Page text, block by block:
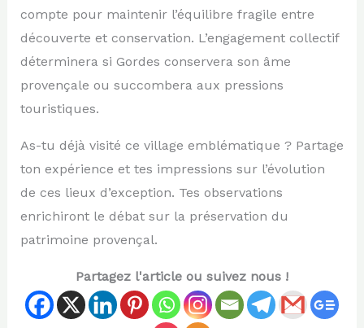
compte pour maintenir l’équilibre fragile entre
découverte et conservation. L’engagement collectif
déterminera si Gordes conservera son âme
provençale ou succombera aux pressions
touristiques.
As-tu déjà visité ce village emblématique ? Partage
ton expérience et tes impressions sur l’évolution
de ces lieux d’exception. Tes observations
enrichiront le débat sur la préservation du
patrimoine provençal.
Partagez l'article ou suivez nous !